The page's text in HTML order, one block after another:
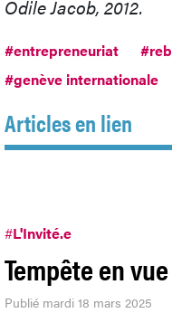
Odile Jacob, 2012.
#entrepreneuriat
#genève internationale
Articles en lien
#L'Invité.e
Tempête en
Publié mardi 18 mars 2025